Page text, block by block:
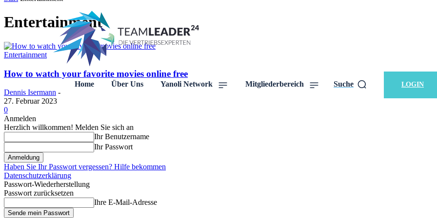
Home Über Uns Yanoli Network Mitgliederbereich Suche LOGIN
Entertainment
Entertainment
How to watch your favorite movies online free
Dennis Isermann -
27. Februar 2023
0
Anmelden
Herzlich willkommen! Melden Sie sich an
Ihr Benutzername
Ihr Passwort
Haben Sie Ihr Passwort vergessen? Hilfe bekommen
Datenschutzerklärung
Passwort-Wiederherstellung
Passwort zurücksetzen
Ihre E-Mail-Adresse